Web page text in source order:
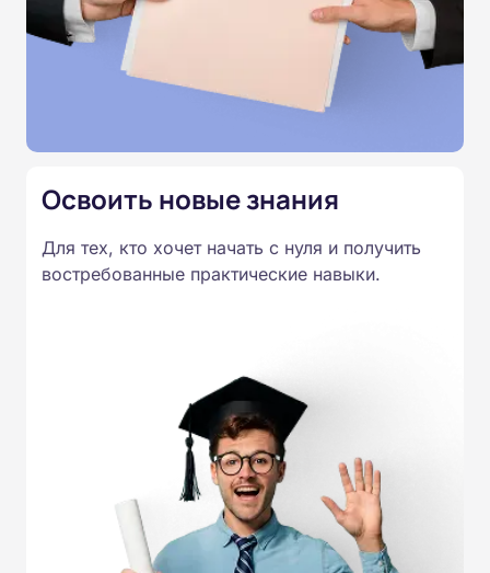
Освоить новые знания
Для тех, кто хочет начать с нуля и получить
востребованные практические навыки.